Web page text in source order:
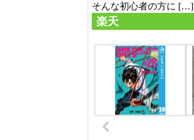
そんな初心者の方に […]
楽天